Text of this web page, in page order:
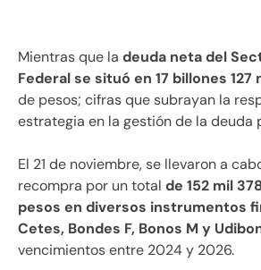
Mientras que la deuda neta del
Federal se situó en 17 billones
de pesos; cifras que subrayan la
estrategia en la gestión de la deuda
El 21 de noviembre, se llevaron a
recompra por un total de 152 mil
pesos en diversos instrumentos
Cetes, Bondes F, Bonos M y
vencimientos entre 2024 y 2026.